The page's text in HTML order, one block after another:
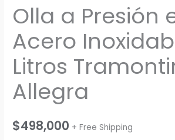
Olla a Presión
Acero
Litros
Allegra
$498,000 + Free Shipping